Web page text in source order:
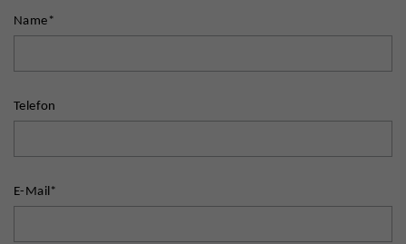
Name*
Telefon
E-Mail*